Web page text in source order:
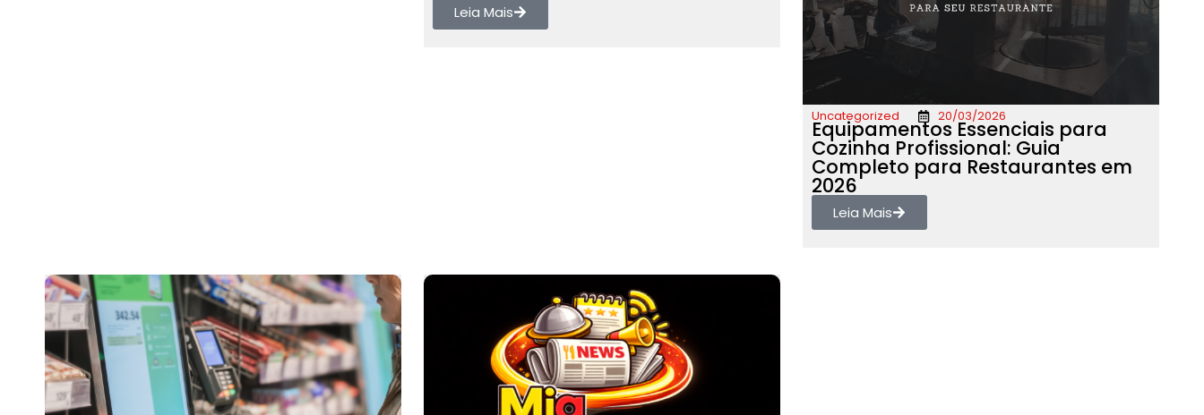
Leia Mais
Uncategorized 20/03/2026
Equipamentos Essenciais para
Cozinha Profissional: Guia
Completo para Restaurantes em
2026
Leia Mais